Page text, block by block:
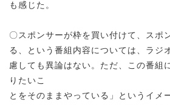
も感じた。
〇スポンサーが枠を買い付けて、スポ
る、という番組内容については、ラジ
慮しても異論はない。ただ、この番組
りたいこ
とをそのままやっている」というイメ